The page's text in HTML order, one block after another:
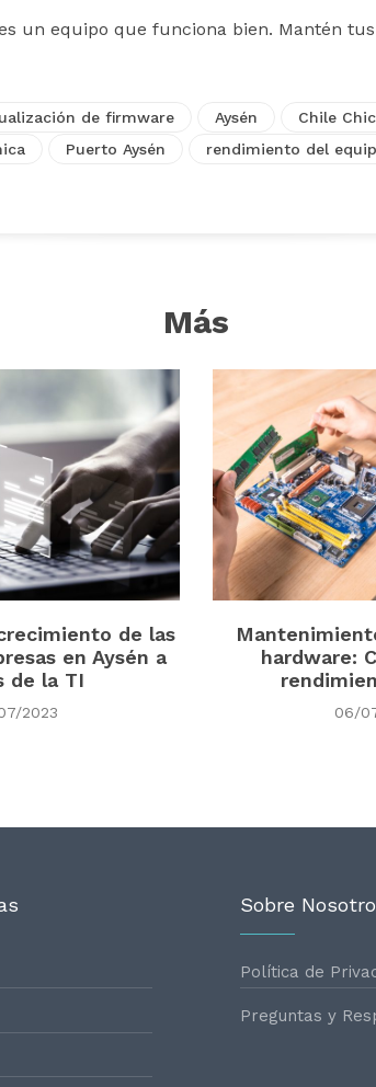
un equipo que funciona bien. Mantén
de firmware Aysén Chile
Puerto Aysén rendimiento del
Más
de las
en Aysén a
de la TI
2023
hardware:
06/
Sobre
Política de
Preguntas y